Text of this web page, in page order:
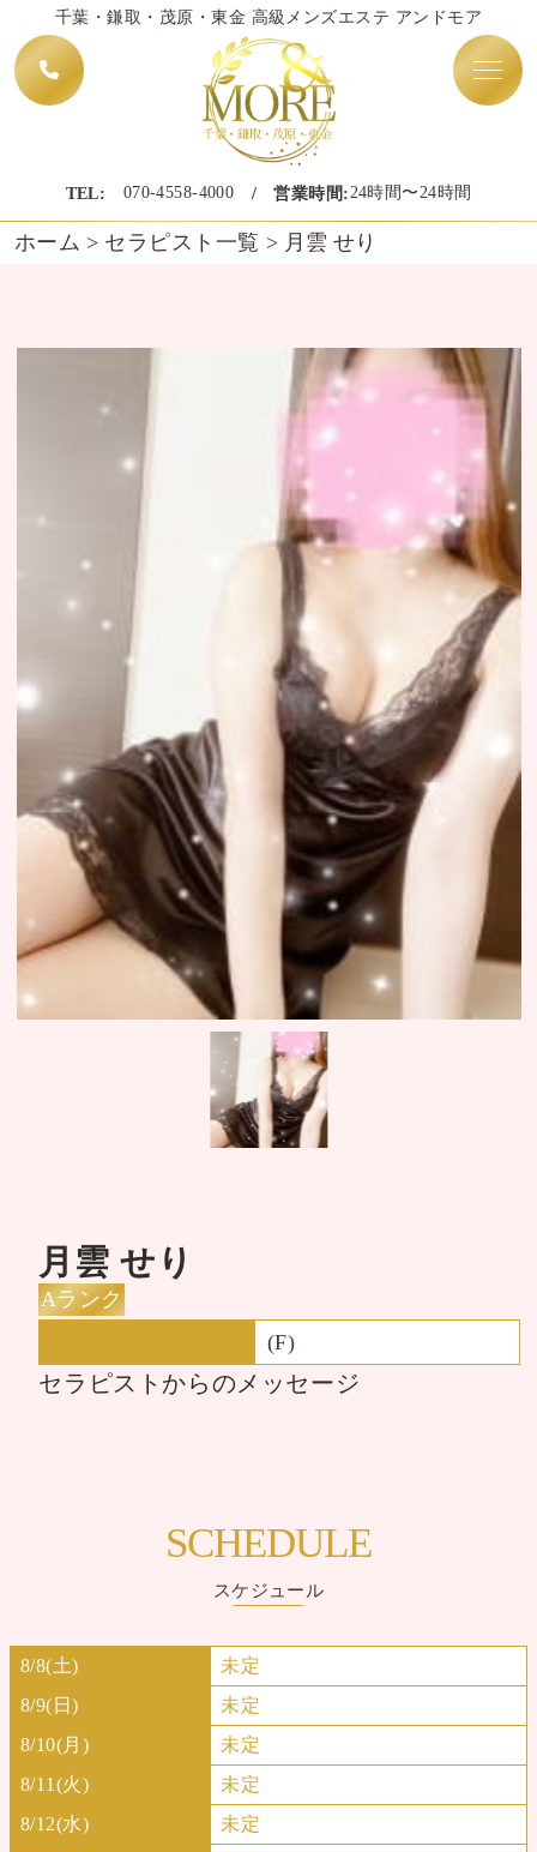
千葉・鎌取・茂原・東金 高級メンズエステ アンドモア
TEL: 070-4558-4000 / 営業時間:24時間〜24時間
ホーム > セラピスト一覧 > 月雲 せり
月雲 せり
Aランク
(F)
セラピストからのメッセージ
SCHEDULE
スケジュール
8/8(土)
未定
8/9(日)
未定
8/10(月)
未定
8/11(火)
未定
8/12(水)
未定